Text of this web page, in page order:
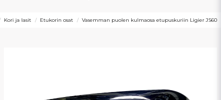
Kori ja lasit Etukorin osat Vasemman puolen kulmaosa etupuskuriin Ligier JS60